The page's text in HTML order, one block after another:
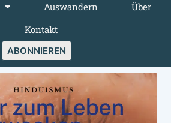
Auswandern
Über
Kontakt
ABONNIEREN